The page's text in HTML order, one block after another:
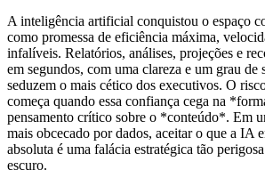
A inteligência artificial conquistou o espaço
como promessa de eficiência máxima,
infalíveis. Relatórios, análises, projeções e
em segundos, com uma clareza e um grau de
seduzem o mais cético dos executivos. O
começa quando essa confiança cega na
pensamento crítico sobre o *conteúdo*. Em
mais obcecado por dados, aceitar o que a IA
absoluta é uma falácia estratégica tão
escuro.